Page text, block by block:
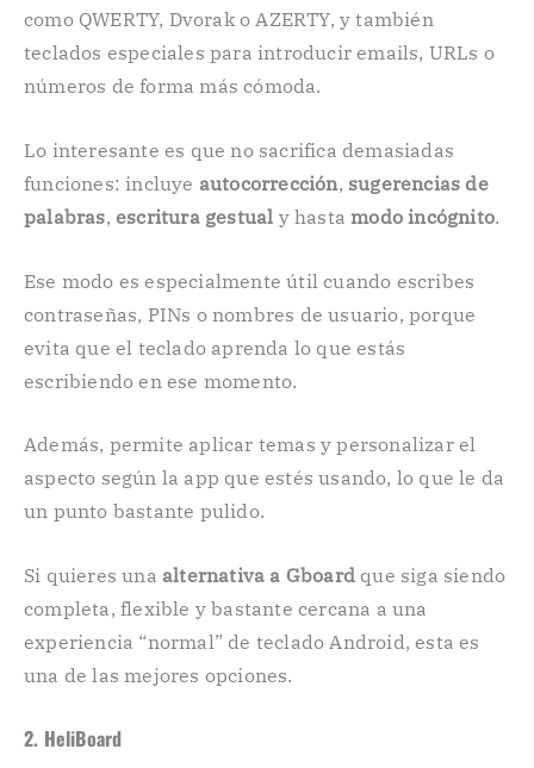
como QWERTY, Dvorak o AZERTY, y también
teclados especiales para introducir emails, URLs o
números de forma más cómoda.
Lo interesante es que no sacrifica demasiadas
funciones: incluye autocorrección, sugerencias de
palabras,escritura gestual y hastamodo incógnito.
Ese modo es especialmente útil cuando escribes
contraseñas, PINs o nombres de usuario, porque
evita que el teclado aprenda lo que estás
escribiendo en ese momento.
Además, permite aplicar temas y personalizar el
aspecto según la app que estés usando, lo que le da
un punto bastante pulido.
Si quieres una alternativa a Gboard que siga siendo
completa, flexible y bastante cercana a una
experiencia “normal” de teclado Android, esta es
una de las mejores opciones.
2. HeliBoard